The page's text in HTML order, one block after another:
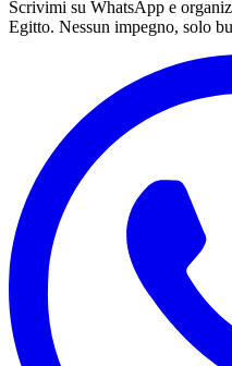
Scrivimi su WhatsApp e
Egitto. Nessun impegno, solo